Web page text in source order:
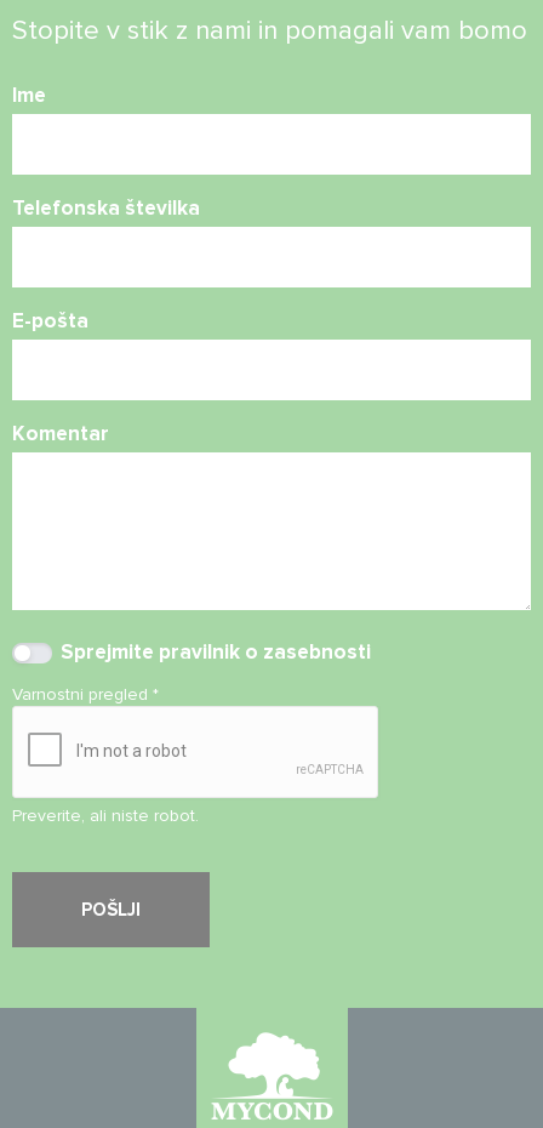
Stopite v stik z nami in pomagali vam bomo
Ime
Telefonska številka
E-pošta
Komentar
Sprejmite pravilnik o zasebnosti
Varnostni pregled *
Preverite, ali niste robot.